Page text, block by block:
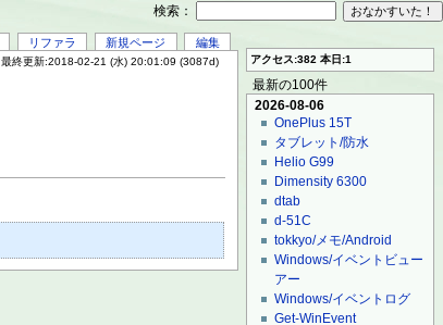
リファラ 新規ページ 編集
最終更新:2018-02-21 (水) 20:01:09 (3087d) アクセス:382 本日:1
最新の100件
2026-08-06
OnePlus 15T
タブレット/防水
Helio G99
Dimensity 6300
dtab
d-51C
tokkyo/メモ/Android
Windows/イベントビュー
アー
Windows/イベントログ
Get-WinEvent
検索：